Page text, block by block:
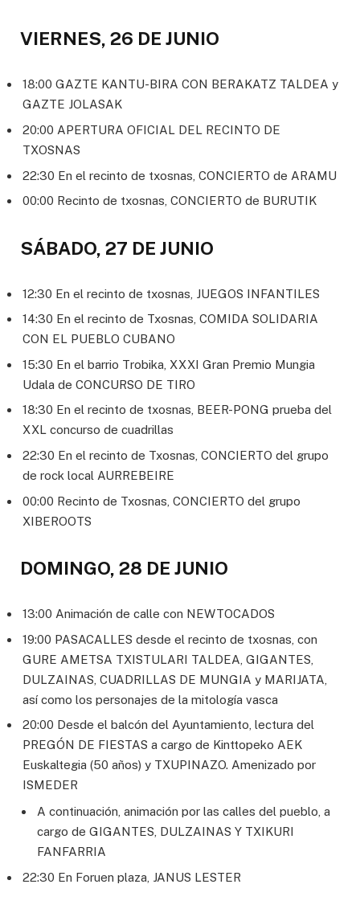
VIERNES, 26 DE JUNIO
18:00 GAZTE KANTU-BIRA CON BERAKATZ TALDEA y
GAZTE JOLASAK
20:00 APERTURA OFICIAL DEL RECINTO DE
TXOSNAS
22:30 En el recinto de txosnas, CONCIERTO de ARAMU
00:00 Recinto de txosnas, CONCIERTO de BURUTIK
SÁBADO, 27 DE JUNIO
12:30 En el recinto de txosnas, JUEGOS INFANTILES
14:30 En el recinto de Txosnas, COMIDA SOLIDARIA
CON EL PUEBLO CUBANO
15:30 En el barrio Trobika, XXXI Gran Premio Mungia
Udala de CONCURSO DE TIRO
18:30 En el recinto de txosnas, BEER-PONG prueba del
XXL concurso de cuadrillas
22:30 En el recinto de Txosnas, CONCIERTO del grupo
de rock local AURREBEIRE
00:00 Recinto de Txosnas, CONCIERTO del grupo
XIBEROOTS
DOMINGO, 28 DE JUNIO
13:00 Animación de calle con NEWTOCADOS
19:00 PASACALLES desde el recinto de txosnas, con
GURE AMETSA TXISTULARI TALDEA, GIGANTES,
DULZAINAS, CUADRILLAS DE MUNGIA y MARIJATA,
así como los personajes de la mitología vasca
20:00 Desde el balcón del Ayuntamiento, lectura del
PREGÓN DE FIESTAS a cargo de Kinttopeko AEK
Euskaltegia (50 años) y TXUPINAZO. Amenizado por
ISMEDER
A continuación, animación por las calles del pueblo, a
cargo de GIGANTES, DULZAINAS Y TXIKURI
FANFARRIA
22:30 En Foruen plaza, JANUS LESTER